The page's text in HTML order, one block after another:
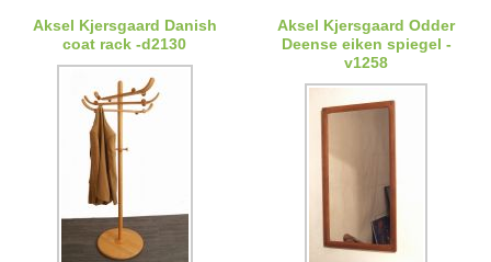
Aksel Kjersgaard Danish
coat rack -d2130
Aksel Kjersgaard Odder
Deense eiken spiegel -
v1258